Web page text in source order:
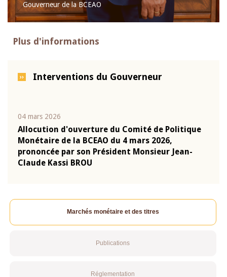
Gouverneur de la BCEAO
Plus d'informations
Interventions du Gouverneur
04 mars 2026
Allocution d'ouverture du Comité de Politique
Monétaire de la BCEAO du 4 mars 2026,
prononcée par son Président Monsieur Jean-
Claude Kassi BROU
Marchés monétaire et des titres
Publications
Réglementation